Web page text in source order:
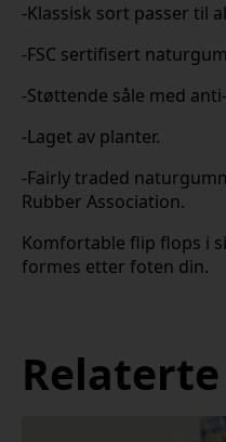
-Klassisk sort passer til
-FSC sertifisert
-Støttende såle med
-Laget av planter.
-Fairly traded
Rubber Association.
Komfortable flip flops i
formes etter foten din.